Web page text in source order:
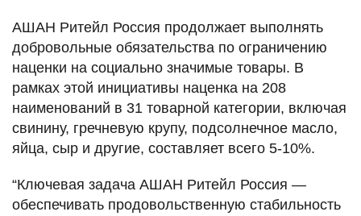
АШАН Ритейл Россия продолжает выполнять
добровольные обязательства по ограничению
наценки на социально значимые товары. В
рамках этой инициативы наценка на 208
наименований в 31 товарной категории, включая
свинину, гречневую крупу, подсолнечное масло,
яйца, сыр и другие, составляет всего 5-10%.
“Ключевая задача АШАН Ритейл Россия —
обеспечивать продовольственную стабильность